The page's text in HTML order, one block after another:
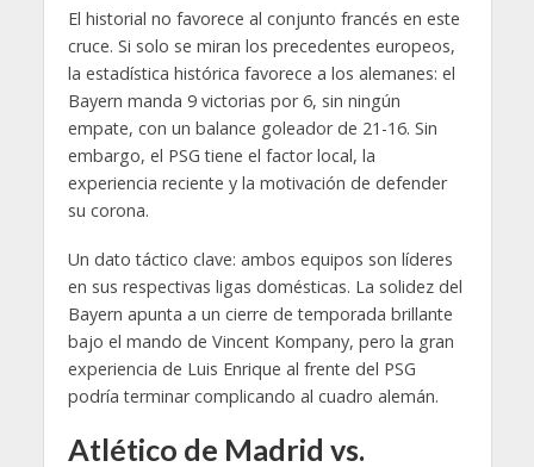
El historial no favorece al conjunto francés en este
cruce. Si solo se miran los precedentes europeos,
la estadística histórica favorece a los alemanes: el
Bayern manda 9 victorias por 6, sin ningún
empate, con un balance goleador de 21-16. Sin
embargo, el PSG tiene el factor local, la
experiencia reciente y la motivación de defender
su corona.
Un dato táctico clave: ambos equipos son líderes
en sus respectivas ligas domésticas. La solidez del
Bayern apunta a un cierre de temporada brillante
bajo el mando de Vincent Kompany, pero la gran
experiencia de Luis Enrique al frente del PSG
podría terminar complicando al cuadro alemán.
Atlético de Madrid vs.